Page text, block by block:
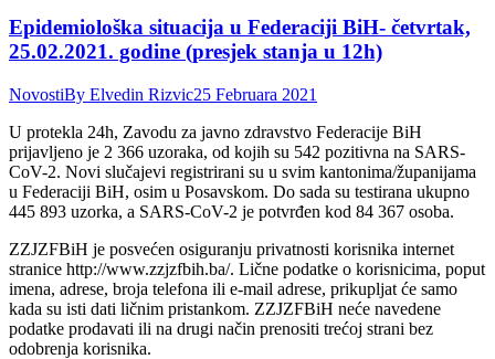
Epidemiološka situacija u Federaciji BiH- četvrtak,
25.02.2021. godine (presjek stanja u 12h)
NovostiBy Elvedin Rizvic25 Februara 2021
U protekla 24h, Zavodu za javno zdravstvo Federacije BiH
prijavljeno je 2 366 uzoraka, od kojih su 542 pozitivna na SARS-
CoV-2. Novi slučajevi registrirani su u svim kantonima/županijama
u Federaciji BiH, osim u Posavskom. Do sada su testirana ukupno
445 893 uzorka, a SARS-CoV-2 je potvrđen kod 84 367 osoba.
ZZJZFBiH je posvećen osiguranju privatnosti korisnika internet
stranice http://www.zzjzfbih.ba/. Lične podatke o korisnicima, poput
imena, adrese, broja telefona ili e-mail adrese, prikupljat će samo
kada su isti dati ličnim pristankom. ZZJZFBiH neće navedene
podatke prodavati ili na drugi način prenositi trećoj strani bez
odobrenja korisnika.